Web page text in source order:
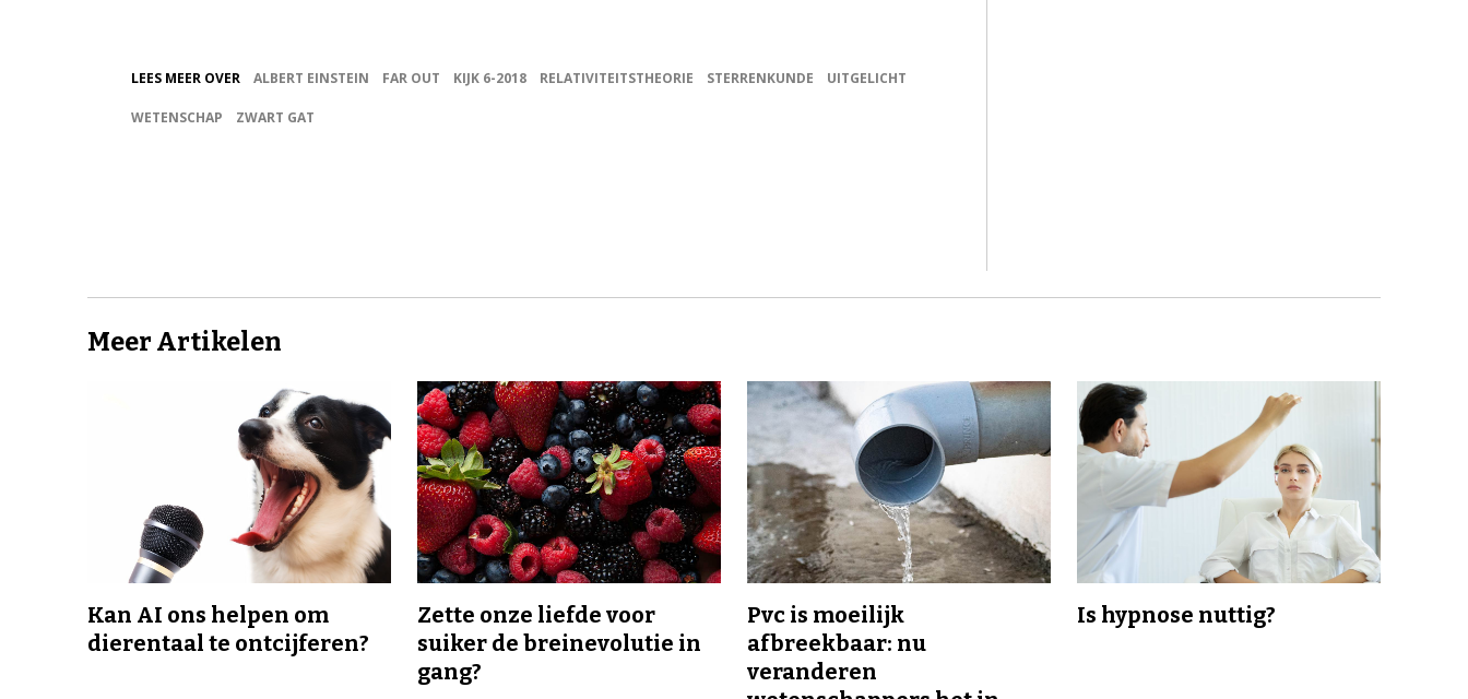
LEES MEER OVER ALBERT EINSTEIN FAR OUT KIJK 6-2018 RELATIVITEITSTHEORIE STERRENKUNDE UITGELICHT
WETENSCHAP ZWART GAT
Meer Artikelen
Kan AI ons helpen om
dierentaal te ontcijferen?
Zette onze liefde voor
suiker de breinevolutie in
gang?
Pvc is moeilijk
afbreekbaar: nu
veranderen
Is hypnose nuttig?